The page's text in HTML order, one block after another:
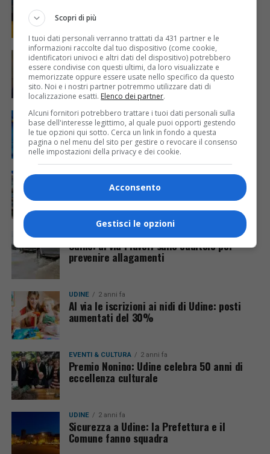
convenzione, lavori al via nel 2025
UDINE 1 anno fa
Sindacati e Comune di Udine a confronto:
più personale e nuove politiche del lavoro
UDINE 2 anni fa
Udine internazionale: progetti e
partnership per un futuro europeo
UDINE 2 anni fa
Mezzo milione di euro in più per il Fondo
Udine: al via i lavori sulle caditoie per
prevenire allagamenti
UDINE 2 anni fa
Al via le iscrizioni ai nidi di Udine: posti
aumentati del 30%
EVENTI & CULTURA 2 anni fa
Premio Nonino: Udine celebra 50 anni di
eccellenza culturale
UDINE 2 anni fa
Sicurezza a Udine: la Prefettura e il
Comune fanno squadra
Scopri di più
I tuoi dati personali verranno trattati da 431 partner e le
informazioni raccolte dal tuo dispositivo (come cookie,
identificatori univoci e altri dati del dispositivo) potrebbero
essere condivise con questi ultimi, da loro visualizzate e
memorizzate oppure essere usate nello specifico da questo
sito. Noi e i nostri partner potremmo utilizzare dati di
localizzazione esatti. Elenco dei partner.
Alcuni fornitori potrebbero trattare i tuoi dati personali sulla
base dell'interesse legittimo, al quale puoi opporti gestendo
le tue opzioni qui sotto. Cerca un link in fondo a questa
pagina o nel menu del sito per gestire o revocare il consenso
nelle impostazioni della privacy e dei cookie.
Acconsento
Gestisci le opzioni